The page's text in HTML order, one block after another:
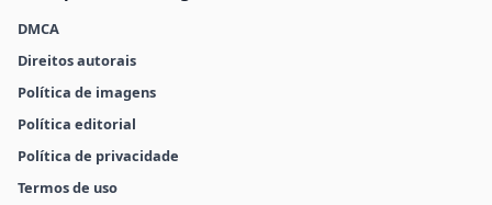
DMCA
Direitos autorais
Política de imagens
Política editorial
Política de privacidade
Termos de uso